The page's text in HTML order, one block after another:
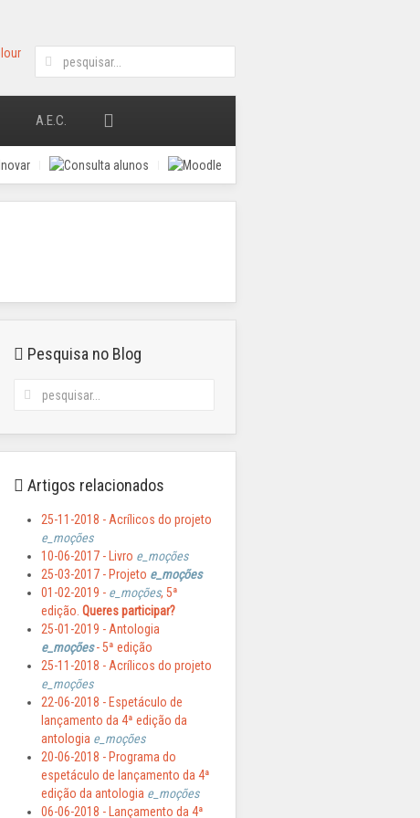
A.E.C.
Pesquisa no Blog
Artigos relacionados
25-11-2018 - Acrílicos do projeto
e_moções
10-06-2017 - Livro e_moções
25-03-2017 - Projeto e_moções
01-02-2019 - e_moções, 5ª
edição. Queres participar?
25-01-2019 - Antologia
e_moções- 5ª edição
25-11-2018 - Acrílicos do projeto
e_moções
22-06-2018 - Espetáculo de
lançamento da 4ª edição da
antologia e_moções
20-06-2018 - Programa do
espetáculo de lançamento da 4ª
edição da antologia e_moções
06-06-2018 - Lançamento da 4ª